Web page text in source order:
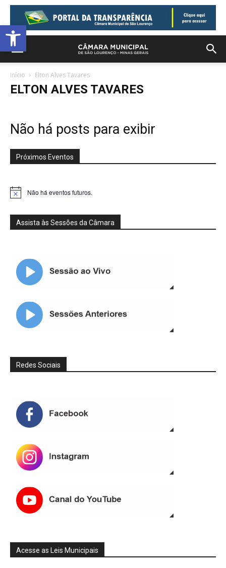
Barra de Ferramentas Aberta
Início Elton Alves Tavares
ELTON ALVES TAVARES
Não há posts para exibir
Próximos Eventos
Notice Não há eventos futuros.
Assista às Sessões da Câmara
Redes Sociais
Acesse as Leis Municipais